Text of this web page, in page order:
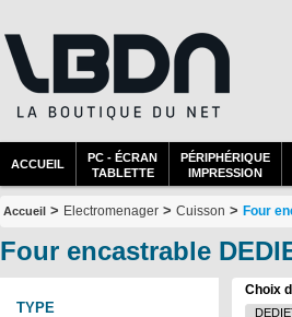
ACCUEIL
PC - ÉCRAN
TABLETTE
PÉRIPHÉRIQUE
IMPRESSION
Accueil > Electromenager > Cuisson > Four
Four encastrable
TYPE
Choix